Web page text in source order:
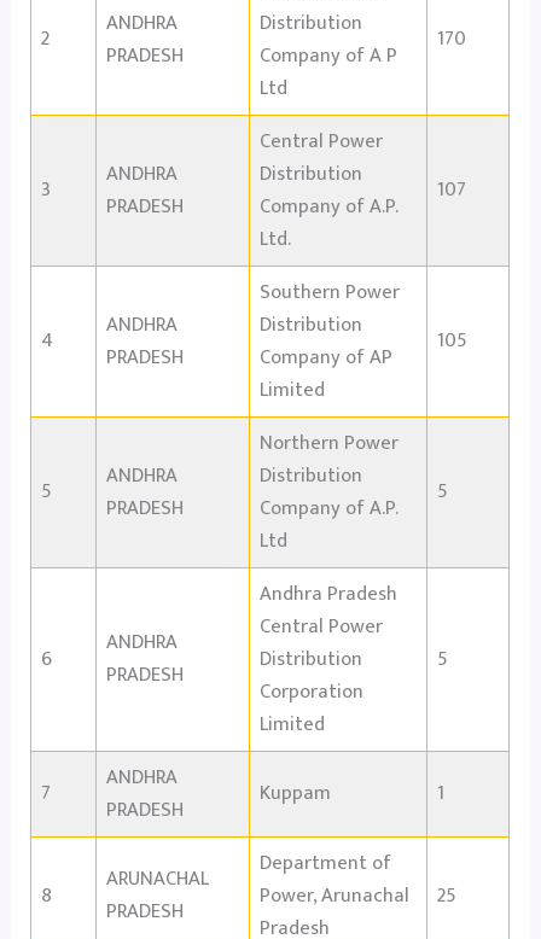
2
ANDHRA
PRADESH
Distribution
Company of A P
Ltd
170
3
ANDHRA
PRADESH
Central Power
Distribution
Company of A.P.
Ltd.
107
4
ANDHRA
PRADESH
Southern Power
Distribution
Company of AP
Limited
105
5
ANDHRA
PRADESH
Northern Power
Distribution
Company of A.P.
Ltd
5
6
ANDHRA
PRADESH
Andhra Pradesh
Central Power
Distribution
Corporation
Limited
5
7
ANDHRA
PRADESH
Kuppam 1
8
ARUNACHAL
PRADESH
Department of
Power, Arunachal
Pradesh
25